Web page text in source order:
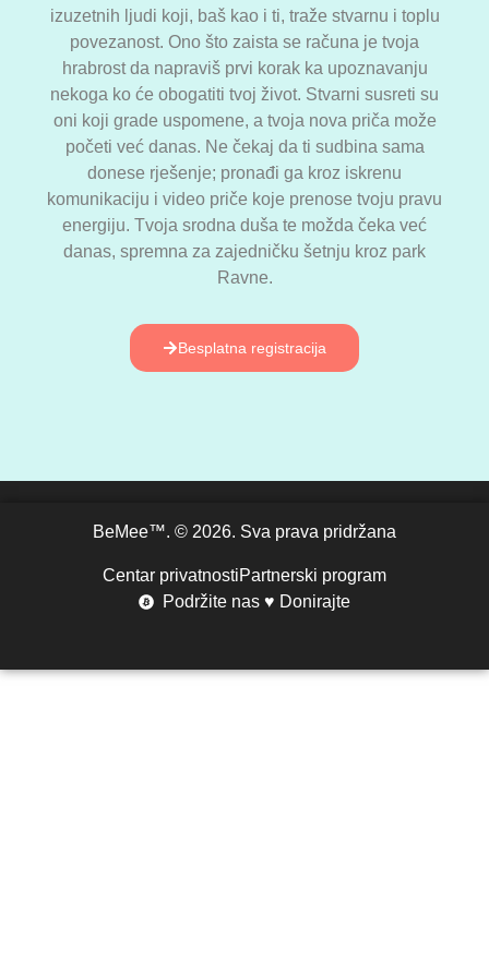
izuzetnih ljudi koji, baš kao i ti, traže stvarnu i toplu
povezanost. Ono što zaista se računa je tvoja
hrabrost da napraviš prvi korak ka upoznavanju
nekoga ko će obogatiti tvoj život. Stvarni susreti su
oni koji grade uspomene, a tvoja nova priča može
početi već danas. Ne čekaj da ti sudbina sama
donese rješenje; pronađi ga kroz iskrenu
komunikaciju i video priče koje prenose tvoju pravu
energiju. Tvoja srodna duša te možda čeka već
danas, spremna za zajedničku šetnju kroz park
Ravne.
Besplatna registracija
BeMee™. © 2026. Sva prava pridržana
Centar privatnostiPartnerski program
Podržite nas ♥ Donirajte